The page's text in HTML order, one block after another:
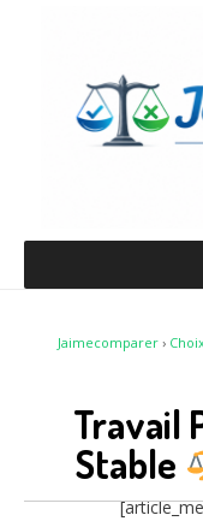
Jaimecomparer›
Travail
Stable